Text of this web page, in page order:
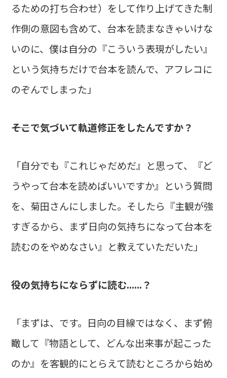
るための打ち合わせ）をして作り上げてきた制
作側の意図も含めて、台本を読まなきゃいけな
いのに、僕は自分の『こういう表現がしたい』
という気持ちだけで台本を読んで、アフレコに
のぞんでしまった」
――そこで気づいて軌道修正をしたんですか？
「自分でも『これじゃだめだ』と思って、『ど
うやって台本を読めばいいですか』という質問
を、菊田さんにしました。そしたら『主観が強
すぎるから、まず日向の気持ちになって台本を
読むのをやめなさい』と教えていただいた」
――役の気持ちにならずに読む......？
「まずは、です。日向の目線ではなく、まず俯
瞰して『物語として、どんな出来事が起こった
のか』を客観的にとらえて読むところから始め